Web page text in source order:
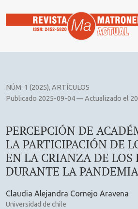
NÚM. 1 (2025), ARTÍCULOS
PERCEPCIÓN DE
LA PARTICIPACIÓN DE
EN LA CRIANZA DE LOS
DURANTE LA PANDEMIA
Publicado 2025-09-04 — Actualizado el
Claudia Alejandra Cornejo Aravena
Universidad de chile